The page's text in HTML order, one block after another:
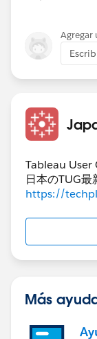
Agregar
Tableau
日本のTUG最
https://
Más